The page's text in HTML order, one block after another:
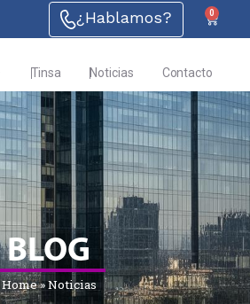
¿Hablamos? 0
Tinsa Noticias Contacto
BLOG
Home»Noticias